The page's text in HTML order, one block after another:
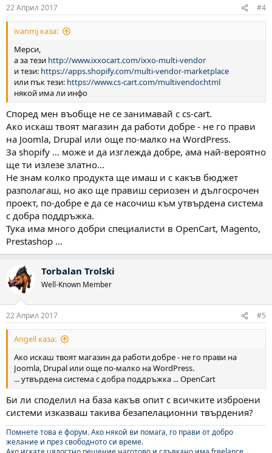
22 Април 2017 #4
ivanmj каза:
Мерси,
а за тези http://www.ixxocart.com/ixxo-multi-vendor
и тези: https://apps.shopify.com/multi-vendor-marketplace
или пък тези: https://www.cs-cart.com/multivendor.html
някой има ли инфо
Според мен въобще не се занимавай с cs-cart.
Ако искаш твоят магазин да работи добре - не го прави
на Joomla, Drupal или още по-малко на WordPress.
За shopify ... може и да изглежда добре, ама най-вероятно
ще ти излезе златно...
Не знам колко продукта ще имаш и с какъв бюджет
разполагаш, но ако ще правиш сериозен и дългосрочен
проект, по-добре е да се насочиш към утвърдена система
с добра поддръжка.
Тука има много добри специалисти в OpenCart, Magento,
Prestashop ...
Torbalan Trolski
Well-Known Member
22 Април 2017 #5
Angell каза:
Ако искаш твоят магазин да работи добре - не го прави на
Joomla, Drupal или още по-малко на WordPress.
... утвърдена система с добра поддръжка ... OpenCart
Би ли споделил на база какъв опит с всичките изброени
системи изказваш такива безапелационни твърдения?
Помнете това е форум. Ако някой ви помага, го прави от добро
желание и през свободното си време.